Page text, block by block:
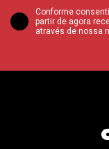
Conforme
partir de agora
através de nossa